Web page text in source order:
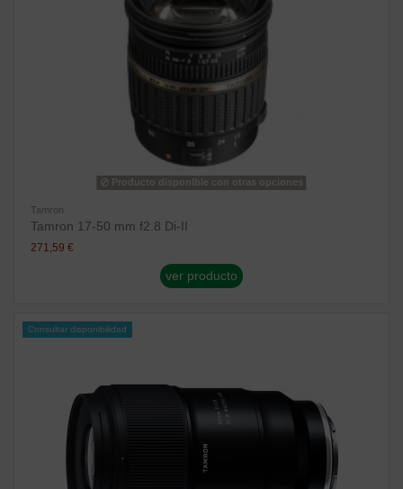
Producto disponible con otras opciones
Tamron
Tamron 17-50 mm f2.8 Di-II
271,59 €
ver producto
Consultar disponibilidad